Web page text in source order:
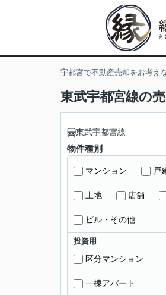
宇都宮で不動産売却をお考え
東武宇都宮線の
東武宇都宮線
物件種別
マンション 戸
土地 店舗
ビル・その他
投資用
区分マンション
一棟アパート